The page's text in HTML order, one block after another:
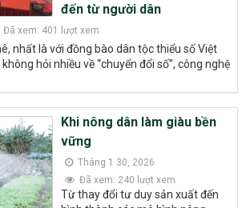
đến từ người dân
Đã xem: 401 lượt xem
nhất là với đồng bào dân tộc thiểu số Việt
hỏi nhiều về “chuyển đổi số”, công nghệ
Khi nông dân làm giàu bền
vững
Tháng 1 30, 2026
Đã xem: 240 lượt xem
Từ thay đổi tư duy sản xuất đến